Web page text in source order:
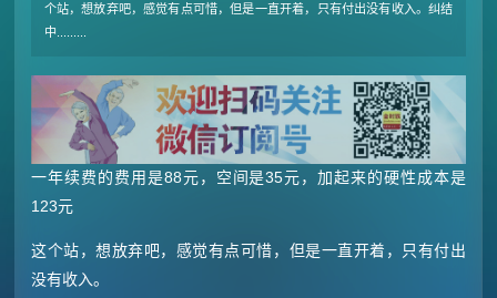
个站，想放弃吧，感觉有点可惜，但是一直开着，只有付出没有收入。纠结
中.........
一年续费的费用是88元，空间是35元，加起来的硬性成本是
123元
这个站，想放弃吧，感觉有点可惜，但是一直开着，只有付出
没有收入。